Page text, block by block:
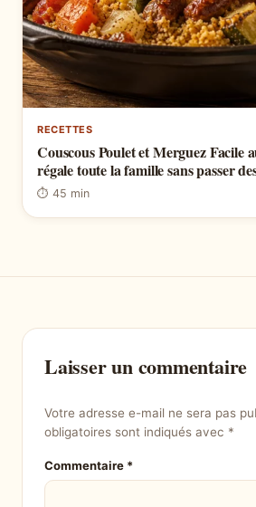
RECETTES
Couscous Poulet et Merguez Facile
régale toute la famille sans passer
⏱ 45 min
Laisser un commentaire
Votre adresse e-mail ne sera pas
obligatoires sont indiqués avec *
Commentaire *